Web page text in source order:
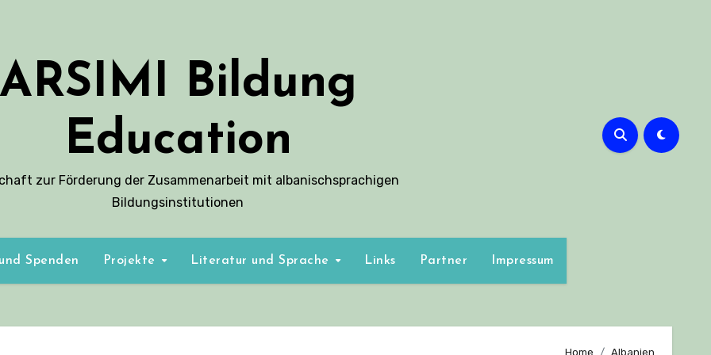
ARSIMI Bildung
Education
zur Förderung der Zusammenarbeit mit albanischsprachigen
Bildungsinstitutionen
Spenden Projekte Literatur und Sprache Links Partner Impressum
Home Albanien